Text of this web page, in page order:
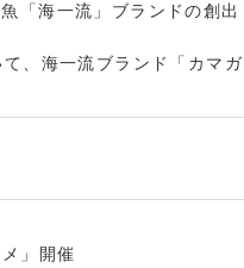
「海一流」ブランドの創出
、海一流ブランド「カマガ
」開催